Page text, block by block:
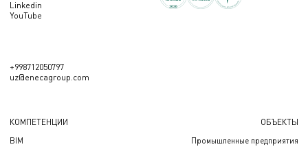
Linkedin
YouTube
+998712050797
uz@enecagroup.com
КОМПЕТЕНЦИИ
BIM
ОБЪЕКТЫ
Промышленные предприятия